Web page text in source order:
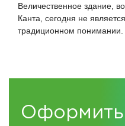
Величественное здание,
Канта, сегодня не
традиционном понимании.
Оформить